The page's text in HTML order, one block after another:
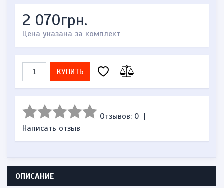
2 070грн.
Цена указана за комплект
КУПИТЬ
Отзывов: 0 |
Написать отзыв
ОПИСАНИЕ